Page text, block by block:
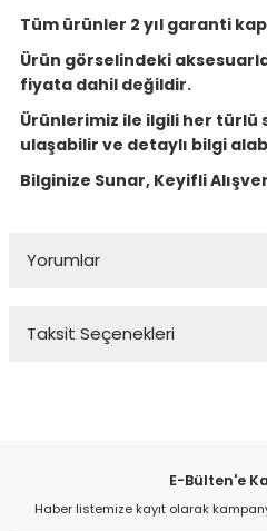
Tüm ürünler 2 yıl garanti
Ürün görselindeki
fiyata dahil değildir.
Ürünlerimiz ile ilgili her türlü
ulaşabilir ve detaylı bilgi
Bilginize Sunar, Keyifli
Yorumlar
Taksit Seçenekleri
E-Bülten'e
Haber listemize kayıt olarak